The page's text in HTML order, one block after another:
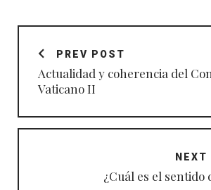
Navegación
entradasPREV POST
Actualidad y coherencia del
Vaticano II
NEXT
¿Cuál es el sentido